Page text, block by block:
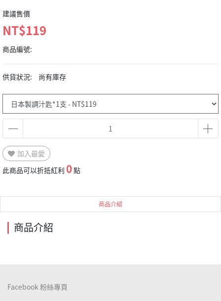
建議售價
NT$119
商品編號:
供貨狀況: 尚有庫存
加入最愛
此商品可以折抵紅利 0點
商品介紹
商品介紹
Facebook 粉絲專頁